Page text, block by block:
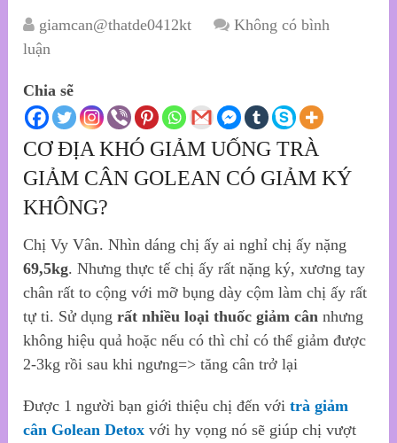
giamcan@thatde0412kt
Không có bình
luận
Chia sẽ
CƠ ĐỊA KHÓ GIẢM UỐNG TRÀ
GIẢM CÂN GOLEAN CÓ GIẢM KÝ
KHÔNG?
Chị Vy Vân. Nhìn dáng chị ấy ai nghỉ chị ấy nặng
69,5kg. Nhưng thực tế chị ấy rất nặng ký, xương tay
chân rất to cộng với mỡ bụng dày cộm làm chị ấy rất
tự ti. Sử dụngrất nhiều loại thuốc giảm cân nhưng
không hiệu quả hoặc nếu có thì chỉ có thể giảm được
2-3kg rồi sau khi ngưng=> tăng cân trở lại
Được 1 người bạn giới thiệu chị đến với trà giảm
cân Golean Detox với hy vọng nó sẽ giúp chị vượt